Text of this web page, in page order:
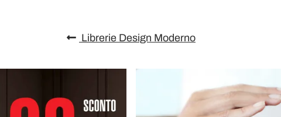
Librerie Design Moderno